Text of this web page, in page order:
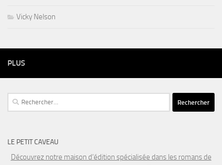
Vicky Nelson
PLUS
Rechercher :
LE PETIT CAVEAU
Découvrez notre maison d’édition spécialisée dans les romans de